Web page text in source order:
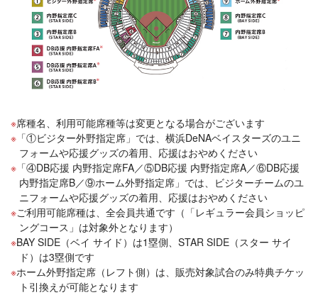
席種名、利用可能席種等は変更となる場合がございます
「①ビジター外野指定席」では、横浜DeNAベイスターズのユニ
フォームや応援グッズの着用、応援はおやめください
「④DB応援 内野指定席FA／⑤DB応援 内野指定席A／⑥DB応援
内野指定席B／⑨ホーム外野指定席」では、ビジターチームのユ
ニフォームや応援グッズの着用、応援はおやめください
ご利用可能席種は、全会員共通です（「レギュラー会員ショッピ
ングコース」は対象外となります）
BAY SIDE（ベイ サイド）は1塁側、STAR SIDE（スター サイ
ド）は3塁側です
ホーム外野指定席（レフト側）は、販売対象試合のみ特典チケッ
ト引換えが可能となります